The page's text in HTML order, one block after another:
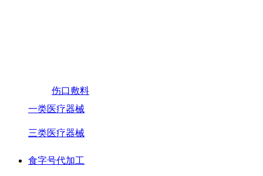
伤口敷料
一类医疗器械
三类医疗器械
食字号代加工